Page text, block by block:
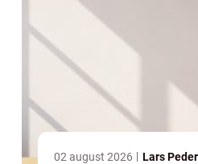
02 august 2026 Lars